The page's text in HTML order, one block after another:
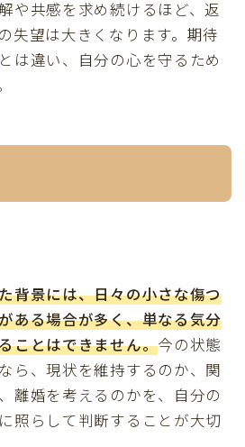
や共感を求め続けるほど、返
失望は大きくなります。期待
は違い、自分の心を守るため
背景には、日々の小さな傷つ
ある場合が多く、単なる気分
ことはできません。今の状態
ら、現状を維持するのか、関
離婚を考えるのかを、自分の
照らして判断することが大切